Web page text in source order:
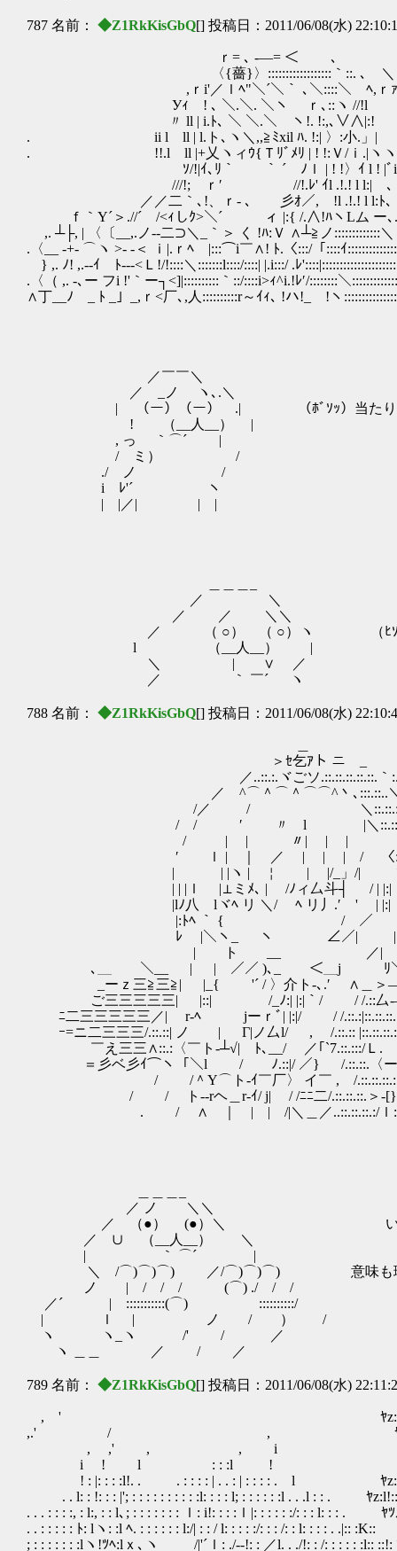
787 名前： ◆Z1RkKisGbQ[] 投稿日：2011/06/08(水)
ｒ= ､ -―= ＜ ￣ ､
〈{薔}〉::::::::::::::::::｀::. ､ ＼
,ｒi'／ｌﾍ"＼´＼｀ ､＼::::＼ ﾍ,ｒ
Уｨ ! ､ ＼.＼. ＼ヽ ｒ､::ヽ //!l
〃 ll | i.ﾄ､ ＼ ＼.＼ ヽ!. !:,､∨∧|:!
. ii l ll | l.ト､ヽ＼,,≧ﾐxil ﾊ. !:| 〉:小.」| 威
. !!.l ll |+乂ヽィｳ{Ｔﾘﾞﾒﾘ | ! !:Ｖ/ｉ.|
ｿ/!|ｲ､ﾘ｀ ｀ ´ ﾉｌ | ! !〉ｲ l ! |ﾞi:| 倉
///!; ｒ′ //!.ﾚ' ｲl .!.! l l:| ､
／／二｀､!、ｒ‐ ､ 彡ｵ／, !l .!.! l l:ﾄ､
ｆ｀Y´＞.//´ /<ｨしｸ>＼´ ィ |:{ /.∧!ﾊヽLム ー､.
,. ┴├, | 〈〔__,.ノ-‐二⊃＼_｀＞ く !ﾊ:Ｖ ∧┴≧ノ:::::::::::::＼
.〈__ -+- ⌒ヽ >- -＜ ｉ|.ｒﾍ |:::⌒i￣∧! ﾄ.〈:::/「::::ｲ
} ,. ﾉ! ,.--ｲ ﾄ---<Ｌ!/!::::＼:::::::l::::/::::| |.i:::/ .ﾚ
.〈（ ,. -､ー フi !'｀ー┐<]|::::::::::｀::/::::i>ｨ^i.!ﾚ′/::::::::＼
∧丁__ﾉ _ ﾄ _」_,ｒ<厂､,人::::::::::r～ｲｨ､ !ハ!_ !ヽ
／￣￣＼
／ _ノ ヽ､.＼
| （ー）（ー） .| （ﾎﾞｿｯ）当たり
! （__人__） |
, っ ｀⌒´ |
/ ミ） /
./ ノゝ /
i ﾚ'´ ヽ
| |／| | |
／ ＼
／ ／ ＼＼
／ （ ○） （ ○）ヽ （ﾋｿﾋｿ）おいっ
l （__人__） |
＼ | ∨ ／
／ ｀ ￣´ ヽ
788 名前： ◆Z1RkKisGbQ[] 投稿日：2011/06/08(水)
＞ｾ乞ｱト ニ _
／..::.:.ヾごソ.::.::.::.::.::.｀:..
／ ^⌒＾⌒＾⌒⌒^丶､:::.::..
/／ / ＼::.::.:.
/ / ′ 〃 l |＼
/ | | 〃| | | ／ｨ
′ ｌ | ｜ ／ | | | / 〈:{_ﾉ
| | |ヽ | ￤ | |/_」/| ヾｲ|:
| | |ｌ |⊥ミﾒ､ | /ﾉィ厶斗┤ / | |:|
|lﾉ八 lヾﾍ リ ＼/ ﾍ リ丿.′ ' | |:|
|:ﾄﾍ ｀ { ￣ ￣ / ／ | |:|
ﾚ |＼ヽ_ ヽ ∠／| ||
| ト __ ／|
､＿ ＼__ | | ／／ )､_ ＜＿j ﾘ＼
_ーｚ三≧三≧| |_{ '´ / 〉介ト-､.′ ∧＿＞―＜
ご三三三三三| |::| /_ﾉ:| |:|｀/ / /.::厶-― ､
ﾆ二三三三三三／| r‐ﾍ jーｒﾞ| |:|/ / /
ｰ=ニ二三三三/.::.::| ノ | Г|ノ厶l/ , /.::.::
￣え三三∧::.:〈￣ト‐┴√| ﾄ､__/ ／｢`7.::.:::/Ｌ
＝彡ベ彡ｲ⌒ヽ「＼l / ﾉ.::|/ ／} /.::.::.〈ー―::.::
/ /＾Y⌒ト-ｲ￣厂〉 イ￣ , /.::.::.::.::〉
/ / ト--rヘ＿r-ｲ/ j| / /ﾆﾆ二/.::.::.::.＞
. / ∧ ｜ | | /|＼＿／..::.::.::.:/ｌ::.::.::〈
／ ノ ＼＼
／ （●） (●）＼ いやいやいや
／ ∪ （__人__） ＼
| ｀ ⌒´ | （でもなんとなく、
＼ /⌒)⌒)⌒) ／/⌒)⌒)⌒) 意味も理解され
ノ | / / / (⌒) ./ / /
／´ | :::::::::::(⌒) ゝ ::::::::::/
| ｌ | ノ / ） /
ヽ ヽ_ヽ /' / ／
ヽ ＿＿ ／ / ／
789 名前： ◆Z1RkKisGbQ[] 投稿日：2011/06/08(水)
, ' ﾔz:. :. :. :.
,.' / , ﾔz:: :: :.
, ,' , , i ﾔz:: ::
i ! l : : :l ! ﾔz: ::
! : |: : : :l!. . . : : : : | . . : | : : : : . l ﾔz::
. . l: : !: : : |'; : : : : : : : : : :l: : : : l; : : : : : :l . . .l : : . ﾔz:l!::
. . . : : : :, : l:, : : l､; : : : : : : : ｌ: i!: : : :ｌ|: : : : : :/: : : l: : : . ﾔ
. . : : : : : ﾄ: lヽ: :l ﾍ. : : : : : : l:/| : : / l: : : : :/: : : /: : l: : : : . .|:: :K::
; : : : : : : :lヽ!ﾂﾍ:lｘ､ヽ /|'´ｌ: ./‐-!: : ／l. . ./!: : /: : : : : :l:: ::!: